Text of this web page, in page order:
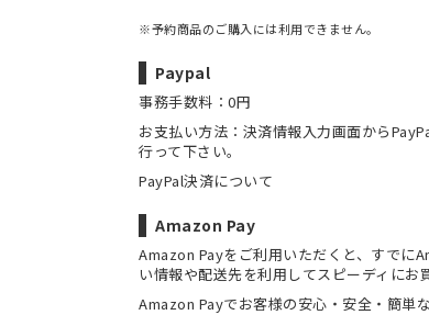
※予約商品のご購入には利用できません。
Paypal
事務手数料：0円
お支払い方法：決済情報入力画面から
行って下さい。
PayPal決済について
Amazon Pay
Amazon Payをご利用いただくと、すでに
い情報や配送先を利用してスピーディにお
Amazon Payでお客様の安心・安全・簡単